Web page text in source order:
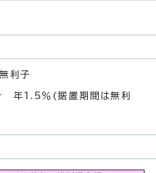
利子
年1.5％(据置期間は無利